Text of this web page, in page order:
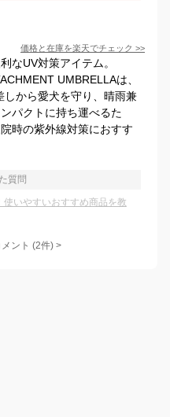
価格と在庫を楽天でチェック >>
なUV対策アイテム。
UMBRELLAは、
から愛犬を守り、晴雨兼
パクトに持ち運べるた
時の紫外線対策におすす
質問
いやすいおすすめ商品を教
ント (2件) >